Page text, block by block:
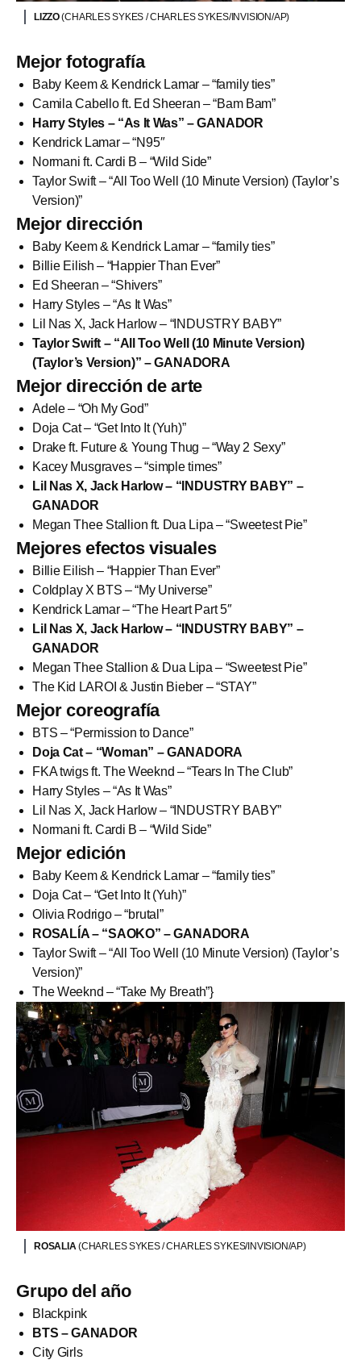
LIZZO(CHARLES SYKES / CHARLES SYKES/INVISION/AP)
Mejor fotografía
Baby Keem & Kendrick Lamar – “family ties”
Camila Cabello ft. Ed Sheeran – “Bam Bam”
Harry Styles – “As It Was” – GANADOR
Kendrick Lamar – “N95″
Normani ft. Cardi B – “Wild Side”
Taylor Swift – “All Too Well (10 Minute Version) (Taylor’s
Version)”
Mejor dirección
Baby Keem & Kendrick Lamar – “family ties”
Billie Eilish – “Happier Than Ever”
Ed Sheeran – “Shivers”
Harry Styles – “As It Was”
Lil Nas X, Jack Harlow – “INDUSTRY BABY”
Taylor Swift – “All Too Well (10 Minute Version)
(Taylor’s Version)” – GANADORA
Mejor dirección de arte
Adele – “Oh My God”
Doja Cat – “Get Into It (Yuh)”
Drake ft. Future & Young Thug – “Way 2 Sexy”
Kacey Musgraves – “simple times”
Lil Nas X, Jack Harlow – “INDUSTRY BABY” –
GANADOR
Megan Thee Stallion ft. Dua Lipa – “Sweetest Pie”
Mejores efectos visuales
Billie Eilish – “Happier Than Ever”
Coldplay X BTS – “My Universe”
Kendrick Lamar – “The Heart Part 5″
Lil Nas X, Jack Harlow – “INDUSTRY BABY” –
GANADOR
Megan Thee Stallion & Dua Lipa – “Sweetest Pie”
The Kid LAROI & Justin Bieber – “STAY”
Mejor coreografía
BTS – “Permission to Dance”
Doja Cat – “Woman” – GANADORA
FKA twigs ft. The Weeknd – “Tears In The Club”
Harry Styles – “As It Was”
Lil Nas X, Jack Harlow – “INDUSTRY BABY”
Normani ft. Cardi B – “Wild Side”
Mejor edición
Baby Keem & Kendrick Lamar – “family ties”
Doja Cat – “Get Into It (Yuh)”
Olivia Rodrigo – “brutal”
ROSALÍA – “SAOKO” – GANADORA
Taylor Swift – “All Too Well (10 Minute Version) (Taylor’s
Version)”
The Weeknd – “Take My Breath”}
ROSALIA(CHARLES SYKES / CHARLES SYKES/INVISION/AP)
Grupo del año
Blackpink
BTS – GANADOR
City Girls